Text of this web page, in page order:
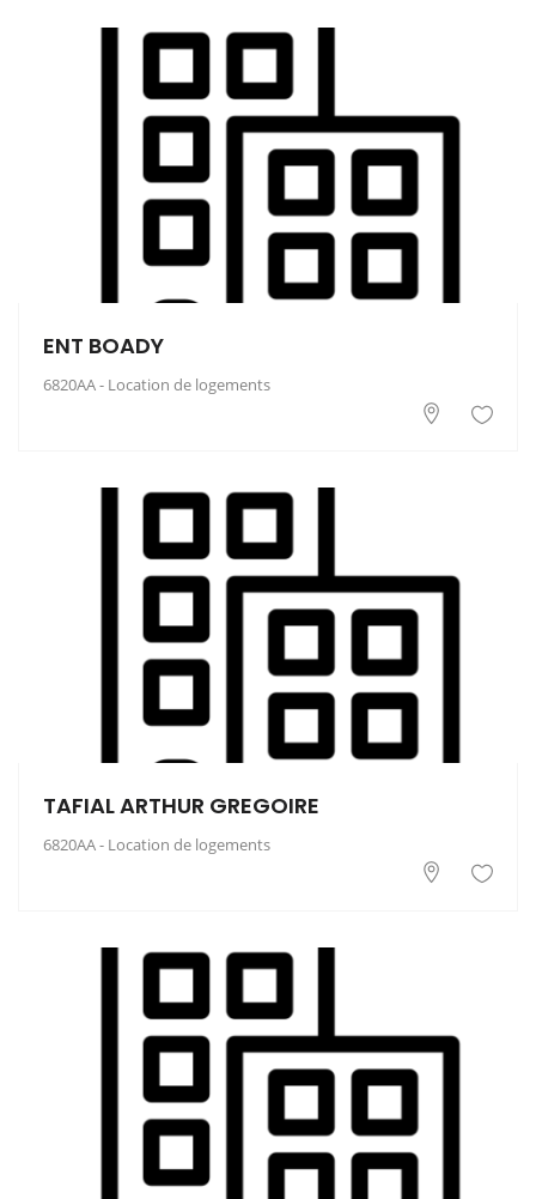
ENT BOADY
6820AA - Location de logements
TAFIAL ARTHUR GREGOIRE
6820AA - Location de logements